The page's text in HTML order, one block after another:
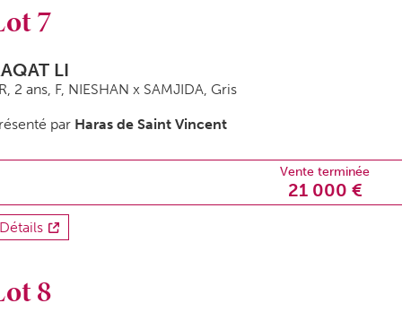
7
LI
2 ans, F, NIESHAN x SAMJIDA, Gris
par Haras de Saint Vincent
Vente terminée
21 000 €
Détails
8